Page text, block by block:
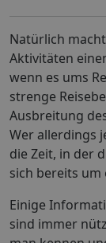
Natürlich
Aktivitäten
wenn es ums
strenge
Ausbreitung
Wer allerdings
die Zeit, in der
sich bereits
Einige
sind immer